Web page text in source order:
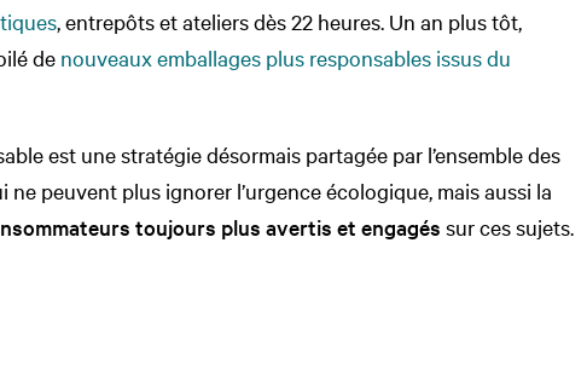
, entrepôts et ateliers dès 22 heures. Un an plus tôt,
de nouveaux emballages plus responsables issus du
est une stratégie désormais partagée par l’ensemble des
ne peuvent plus ignorer l’urgence écologique, mais aussi la
toujours plus avertis et engagés sur ces sujets.